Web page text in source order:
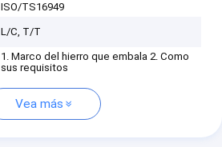
ISO/TS16949
L/C, T/T
1. Marco del hierro que embala 2. Como
sus requisitos
Vea más